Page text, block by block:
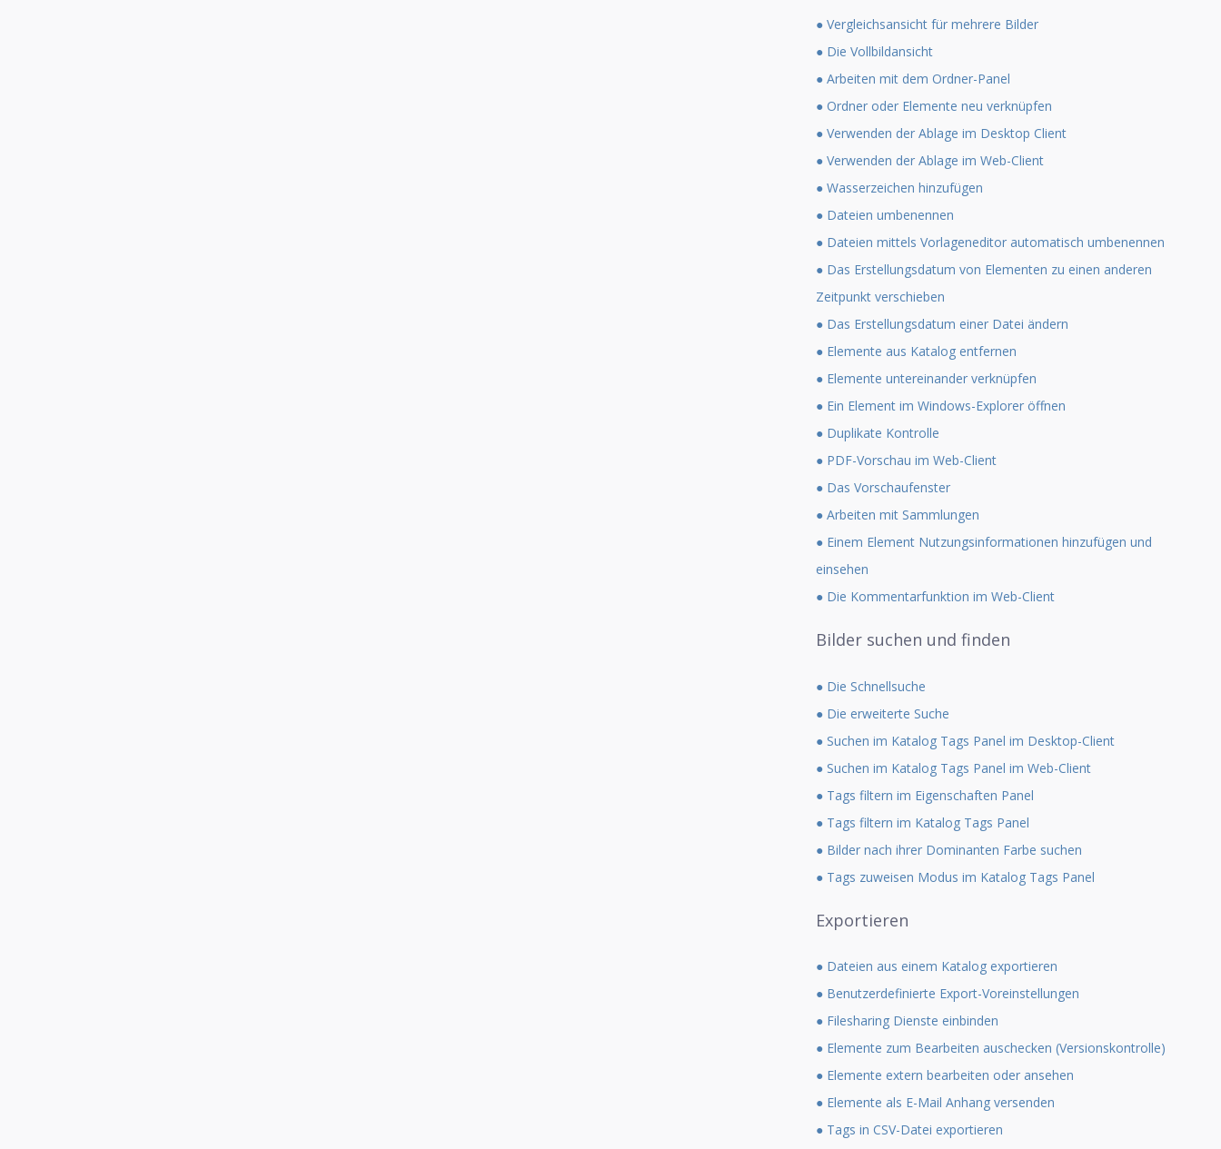
● Vergleichsansicht für mehrere Bilder
● Die Vollbildansicht
● Arbeiten mit dem Ordner-Panel
● Ordner oder Elemente neu verknüpfen
● Verwenden der Ablage im Desktop Client
● Verwenden der Ablage im Web-Client
● Wasserzeichen hinzufügen
● Dateien umbenennen
● Dateien mittels Vorlageneditor automatisch umbenennen
● Das Erstellungsdatum von Elementen zu einen anderen
Zeitpunkt verschieben
● Das Erstellungsdatum einer Datei ändern
● Elemente aus Katalog entfernen
● Elemente untereinander verknüpfen
● Ein Element im Windows-Explorer öffnen
● Duplikate Kontrolle
● PDF-Vorschau im Web-Client
● Das Vorschaufenster
● Arbeiten mit Sammlungen
● Einem Element Nutzungsinformationen hinzufügen und
einsehen
● Die Kommentarfunktion im Web-Client
Bilder suchen und finden
● Die Schnellsuche
● Die erweiterte Suche
● Suchen im Katalog Tags Panel im Desktop-Client
● Suchen im Katalog Tags Panel im Web-Client
● Tags filtern im Eigenschaften Panel
● Tags filtern im Katalog Tags Panel
● Bilder nach ihrer Dominanten Farbe suchen
● Tags zuweisen Modus im Katalog Tags Panel
Exportieren
● Dateien aus einem Katalog exportieren
● Benutzerdefinierte Export-Voreinstellungen
● Filesharing Dienste einbinden
● Elemente zum Bearbeiten auschecken (Versionskontrolle)
● Elemente extern bearbeiten oder ansehen
● Elemente als E-Mail Anhang versenden
● Tags in CSV-Datei exportieren